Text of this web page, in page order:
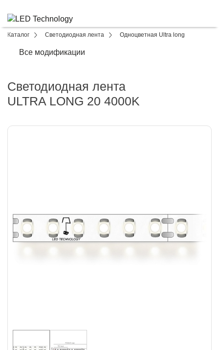
Каталог Светодиодная лента Одноцветная Ultra long
Все модификации
Светодиодная лента
ULTRA LONG 20 4000K